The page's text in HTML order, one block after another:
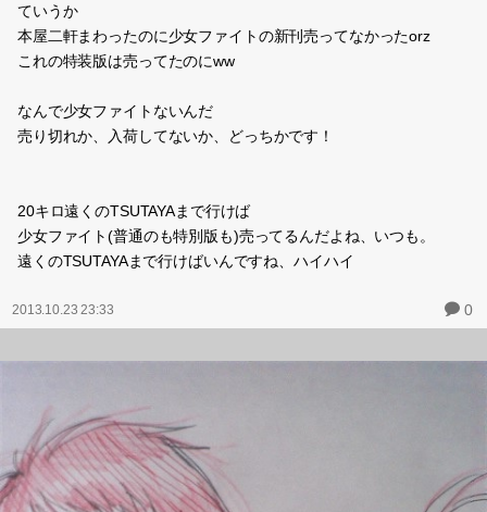
ていうか
本屋二軒まわったのに少女ファイトの新刊売ってなかったorz
これの特装版は売ってたのにww
なんで少女ファイトないんだ
売り切れか、入荷してないか、どっちかです！
20キロ遠くのTSUTAYAまで行けば
少女ファイト(普通のも特別版も)売ってるんだよね、いつも。
遠くのTSUTAYAまで行けばいんですね、ハイハイ
2013.10.23 23:33 0